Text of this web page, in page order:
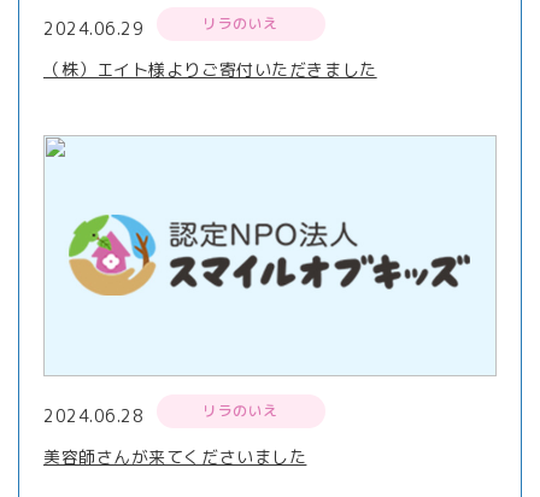
2024.06.29 リラのいえ
（株）エイト様よりご寄付いただきました
2024.06.28 リラのいえ
美容師さんが来てくださいました